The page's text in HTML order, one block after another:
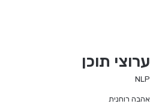
ערוצי תוכן
NLP
אהבה רוחנית